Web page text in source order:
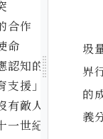
合作
命
認知的「神聖」
支援」來轉變基
敵人，智慧不起
一世紀的任務
圾
界
的
義